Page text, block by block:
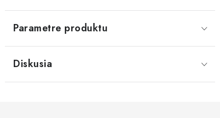
Parametre produktu
Diskusia